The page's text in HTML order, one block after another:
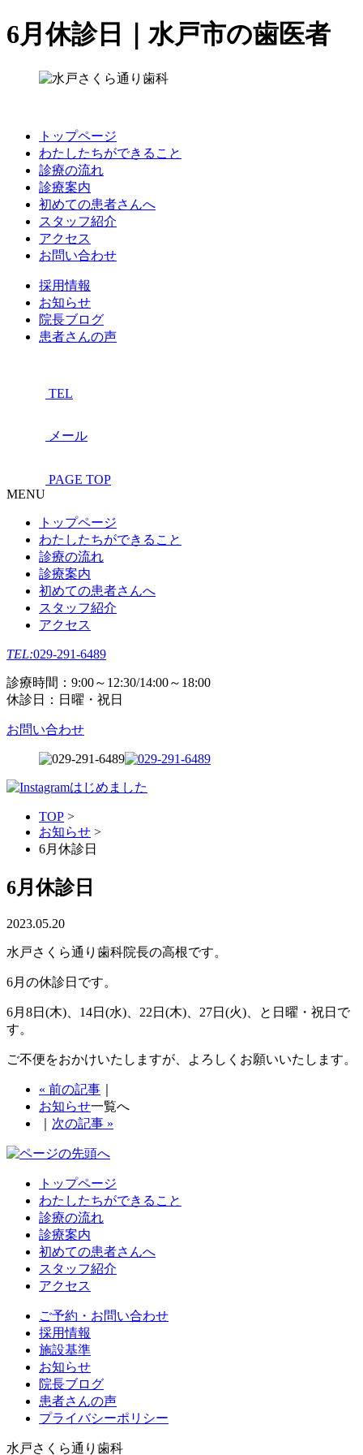
6月休診日｜水戸市の歯医者
トップページ
わたしたちができること
診療の流れ
診療案内
初めての患者さんへ
スタッフ紹介
アクセス
お問い合わせ
採用情報
お知らせ
院長ブログ
患者さんの声
TEL
メール
PAGE TOP
MENU
トップページ
わたしたちができること
診療の流れ
診療案内
初めての患者さんへ
スタッフ紹介
アクセス
TEL:029-291-6489
診療時間：9:00～12:30/14:00～18:00
休診日：日曜・祝日
お問い合わせ
TOP >
お知らせ >
6月休診日
6月休診日
2023.05.20
水戸さくら通り歯科院長の高根です。
6月の休診日です。
6月8日(木)、14日(水)、22日(木)、27日(火)、と日曜・祝日で
す。
ご不便をおかけいたしますが、よろしくお願いいたします。
« 前の記事
お知らせ一覧へ
次の記事 »
トップページ
わたしたちができること
診療の流れ
診療案内
初めての患者さんへ
スタッフ紹介
アクセス
ご予約・お問い合わせ
採用情報
施設基準
お知らせ
院長ブログ
患者さんの声
プライバシーポリシー
水戸さくら通り歯科